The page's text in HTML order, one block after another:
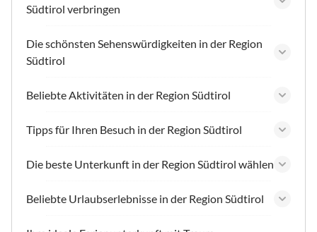
Südtirol verbringen
Die schönsten Sehenswürdigkeiten in der Region
Südtirol
Beliebte Aktivitäten in der Region Südtirol
Tipps für Ihren Besuch in der Region Südtirol
Die beste Unterkunft in der Region Südtirol wählen
Beliebte Urlaubserlebnisse in der Region Südtirol